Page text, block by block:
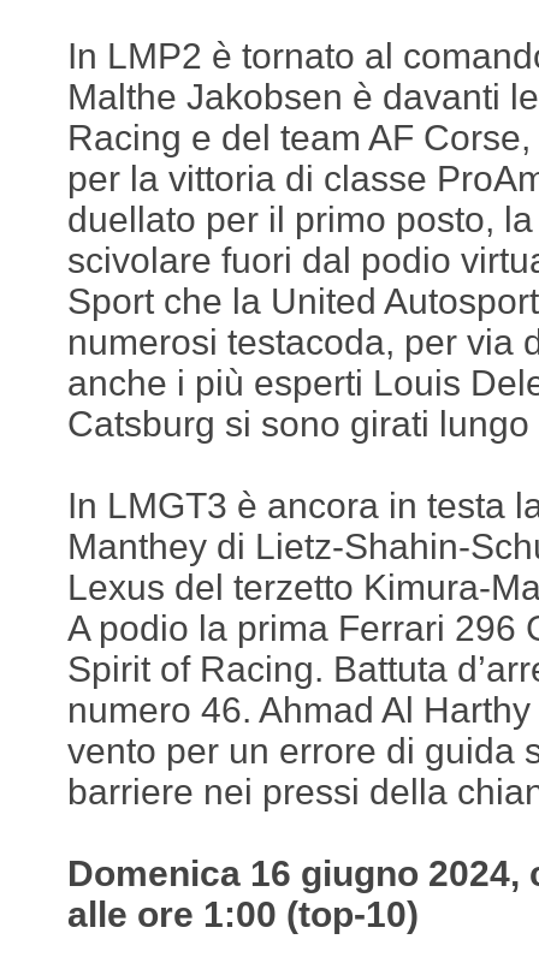
In LMP2 è tornato al
Malthe Jakobsen è davanti
Racing e del team AF
per la vittoria di classe
duellato per il primo posto,
scivolare fuori dal podio
Sport che la United
numerosi testacoda, per via
anche i più esperti Louis
Catsburg si sono girati
In LMGT3 è ancora in testa
Manthey di Lietz-Shahin-
Lexus del terzetto Kimura-
A podio la prima Ferrari 296
Spirit of Racing. Battuta
numero 46. Ahmad Al
vento per un errore di guida
barriere nei pressi della
Domenica 16 giugno
alle ore 1:00 (top-10)